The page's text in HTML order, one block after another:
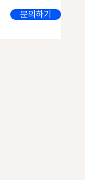
문의하기